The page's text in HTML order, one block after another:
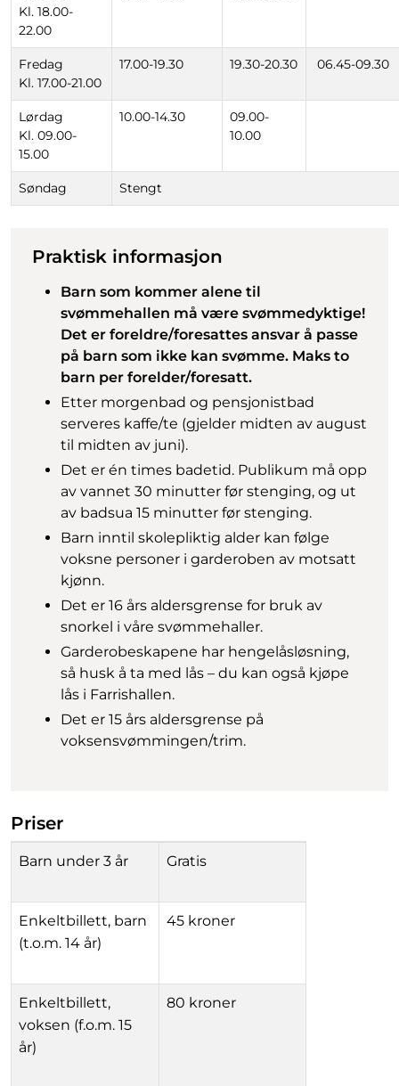
Kl. 18.00-
22.00
Fredag
Kl. 17.00-21.00
17.00-19.30 19.30-20.30 06.45-09.30
Lørdag
Kl. 09.00-
15.00
10.00-14.30
09.00-
10.00
Søndag Stengt
Praktisk informasjon
Barn som kommer alene til
svømmehallen må være svømmedyktige!
Det er foreldre/foresattes ansvar å passe
på barn som ikke kan svømme. Maks to
barn per forelder/foresatt.
Etter morgenbad og pensjonistbad
serveres kaffe/te (gjelder midten av august
til midten av juni).
Det er én times badetid. Publikum må opp
av vannet 30 minutter før stenging, og ut
av badsua 15 minutter før stenging.
Barn inntil skolepliktig alder kan følge
voksne personer i garderoben av motsatt
kjønn.
Det er 16 års aldersgrense for bruk av
snorkel i våre svømmehaller.
Garderobeskapene har hengelåsløsning,
så husk å ta med lås – du kan også kjøpe
lås i Farrishallen.
Det er 15 års aldersgrense på
voksensvømmingen/trim.
Priser
Barn under 3 år Gratis
Enkeltbillett, barn
(t.o.m. 14 år)
45 kroner
Enkeltbillett,
voksen (f.o.m. 15
år)
80 kroner